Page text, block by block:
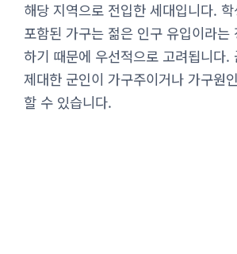
해당 지역으로 전입한 세대입니다.
포함된 가구는 젊은 인구 유입이라는
하기 때문에 우선적으로 고려됩니다.
제대한 군인이 가구주이거나 가구원
할 수 있습니다.